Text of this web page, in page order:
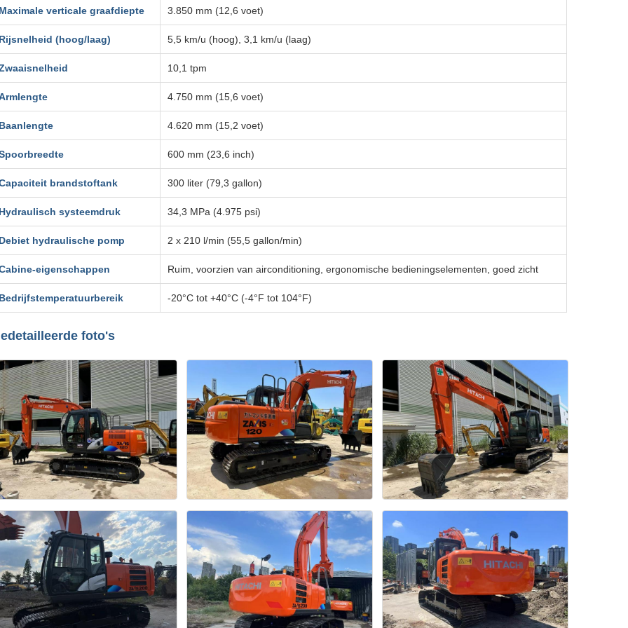
verticale graafdiepte 3.850 mm (12,6 voet)
(hoog/laag) 5,5 km/u (hoog), 3,1 km/u (laag)
10,1 tpm
4.750 mm (15,6 voet)
4.620 mm (15,2 voet)
600 mm (23,6 inch)
brandstoftank 300 liter (79,3 gallon)
systeemdruk 34,3 MPa (4.975 psi)
hydraulische pomp 2 x 210 l/min (55,5 gallon/min)
eigenschappen Ruim, voorzien van airconditioning, ergonomische bedieningselementen, goed zicht
-20°C tot +40°C (-4°F tot 104°F)
foto's